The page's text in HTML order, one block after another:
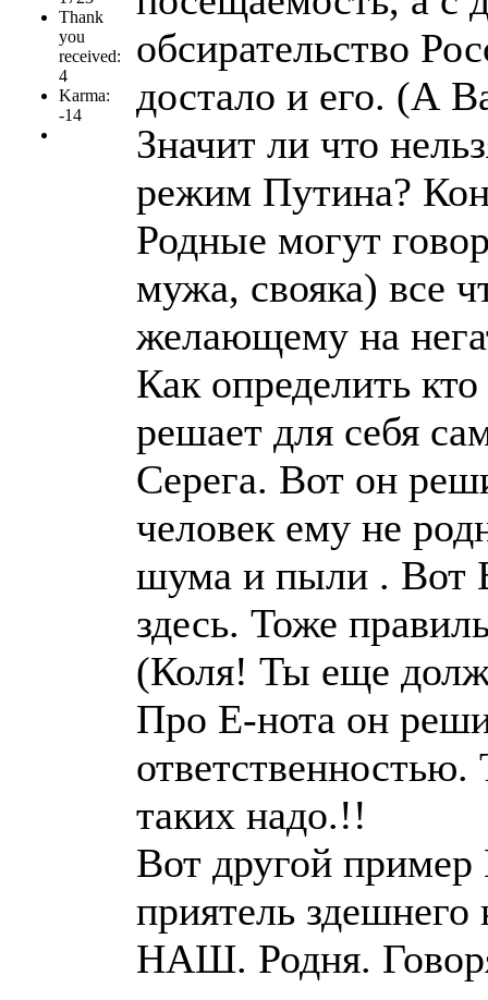
Thank
you
received:
4
Karma:
-14
обсирательство
достало и его. (А
Значит ли что
режим Путина?
Родные могут
мужа, свояка) все
желающему на
Как определить
решает для себя
Серега. Вот он
человек ему не
шума и пыли . Вот
здесь. Тоже
(Коля! Ты еще
Про Е-нота он
таких надо.!!
Вот другой пример
приятель
НАШ. Родня.